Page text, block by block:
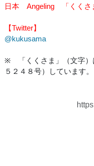
日本 Angeling 「くくさ
【Twitter】
@kukusama
※ 「くくさま」（文字）
５２４８号）しています。